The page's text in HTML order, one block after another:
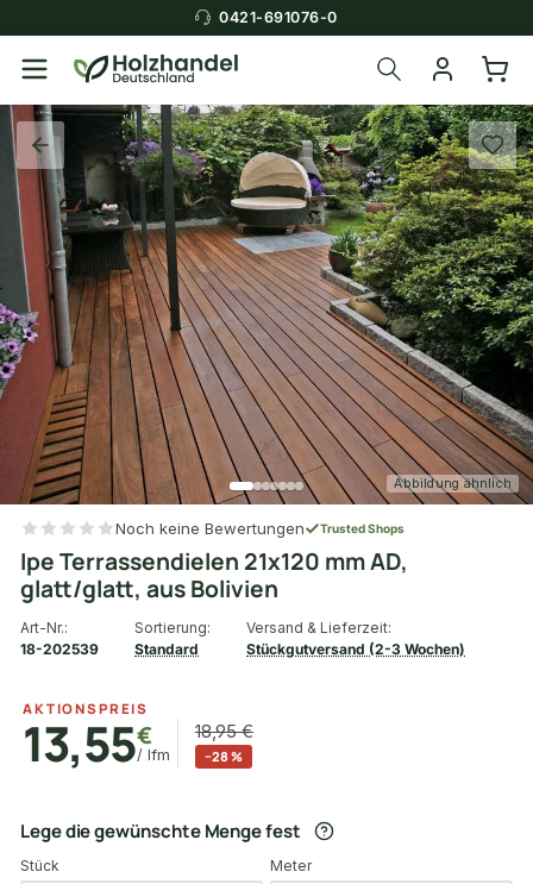
0421-691076-0
Abbildung ähnlich
Noch keine Bewertungen Trusted Shops
Ipe Terrassendielen 21x120 mm AD,
glatt/glatt, aus Bolivien
Art-Nr.:
18-202539
Sortierung:
Standard
Versand & Lieferzeit:
Stückgutversand (2-3 Wochen)
AKTIONSPREIS
13,55€
/ lfm
18,95 €
−28 %
Lege die gewünschte Menge fest
Stück Meter